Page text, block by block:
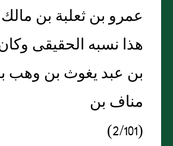
عمرو بن ثعلبة بن
هذا نسبه الحقيقى
بن عبد يغوث بن وهب
مناف بن
(2/101)